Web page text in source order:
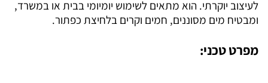
לעיצוב יוקרתי. הוא מתאים לשימוש יומיומי בבית או במשרד,
ומבטיח מים מסוננים, חמים וקרים בלחיצת כפתור.
מפרט טכני: